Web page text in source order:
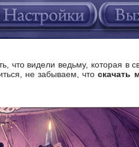
видели ведьму, которая в
не забываем, чтоскачать